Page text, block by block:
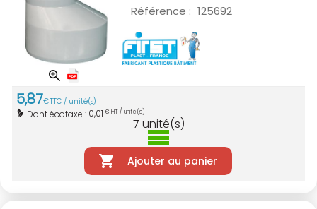
Référence : 125692
5,87€TTC / unité(s)
Dont écotaxe : 0,01 € HT / unité(s)
7 unité(s)
Ajouter au panier